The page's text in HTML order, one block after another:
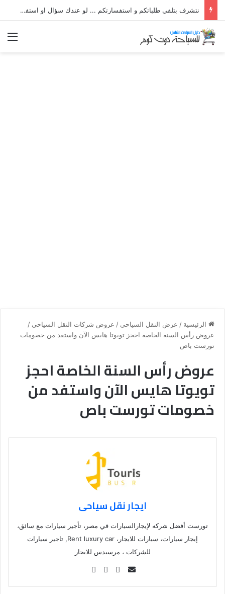
نتشرف بتلقي طلباتكم و استفسارتكم ... لو عندك سؤال او استفسار ماتدرددش فى طلب المساعدة
الرئيسية / عرض النقل السياحي / عروض شركات النقل السياحي /
عروض رأس السنة الخاصة احجز تويوتا هايس الآن واستفد من خصومات
تورست باص
عروض رأس السنة الخاصة احجز
تويوتا هايس الآن واستفد من
خصومات تورست باص
ايجار نقل سياحى
تورست أفضل شركه لإيجارالسيارات في مصر، تأجير سيارات مع سائق،
إيجار سيارات، سيارات للايجار، Rent luxury car, تاجير سيارات
للشركات ، مرسيدس للايجار
Se